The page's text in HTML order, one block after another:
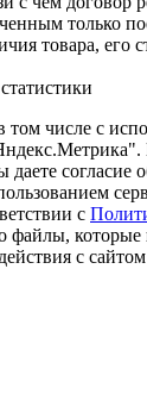
только
товара, его
числе с
даете согласие
с
файлы,
с